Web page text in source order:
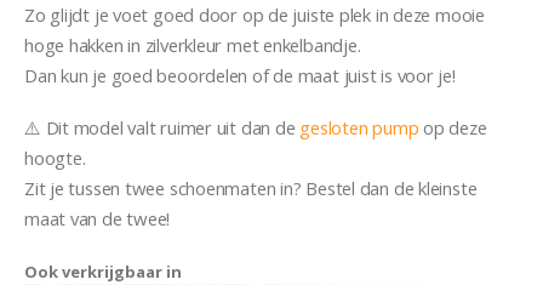
Zo glijdt je voet goed door op de juiste plek in deze mooie
hoge hakken in zilverkleur met enkelbandje.
Dan kun je goed beoordelen of de maat juist is voor je!
⚠️ Dit model valt ruimer uit dan de gesloten pump op deze
hoogte.
Zit je tussen twee schoenmaten in? Bestel dan de kleinste
maat van de twee!
Ook verkrijgbaar in